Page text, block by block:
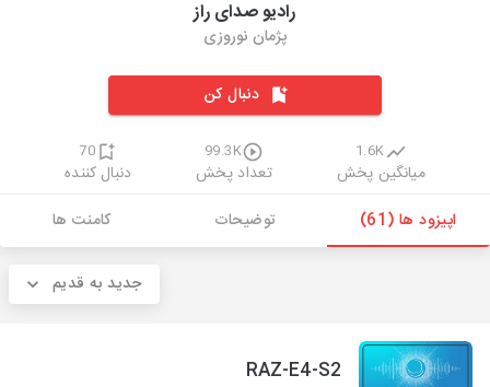
رادیو صدای راز
پژمان نوروزی
دنبال کن
1.6K
میانگین پخش
99.3K
تعداد پخش
70
دنبال کننده
اپیزود ها (61)
توضیحات کامنت ها
جدید به قدیم
RAZ-E4-S2